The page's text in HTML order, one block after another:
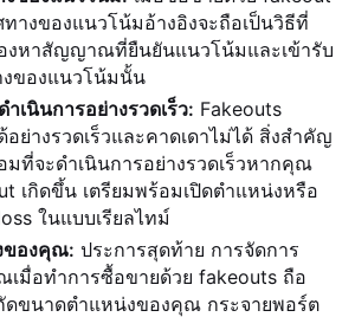
างของแนวโน้มอ้างอิงจะถือเป็นวิธีที่
งหาสัญญาณที่ยืนยันแนวโน้มและเข้ารับ
ของแนวโน้มนั้น
เนินการอย่างรวดเร็ว: Fakeouts
ย่างรวดเร็วและคาดเดาไม่ได้ สิ่งสำคัญ
มที่จะดำเนินการอย่างรวดเร็วหากคุณ
เกิดขึ้น เตรียมพร้อมเปิดตำแหน่งหรือ
ในแบบเรียลไทม์
ของคุณ: ประการสุดท้าย การจัดการ
เมื่อทำการซื้อขายด้วย fakeouts ถือ
ดขนาดตำแหน่งของคุณ กระจายพอร์ต